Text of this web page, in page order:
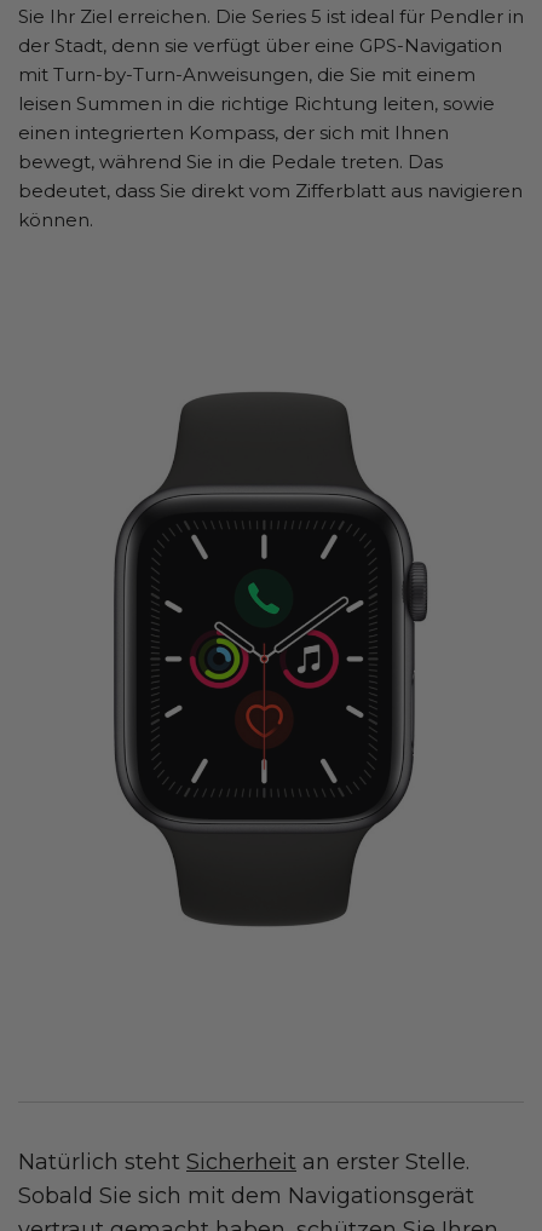
Sie Ihr Ziel erreichen. Die Series 5 ist ideal für Pendler in
der Stadt, denn sie verfügt über eine GPS-Navigation
mit Turn-by-Turn-Anweisungen, die Sie mit einem
leisen Summen in die richtige Richtung leiten, sowie
einen integrierten Kompass, der sich mit Ihnen
bewegt, während Sie in die Pedale treten. Das
bedeutet, dass Sie direkt vom Zifferblatt aus navigieren
können.
Natürlich steht Sicherheit an erster Stelle.
Sobald Sie sich mit dem Navigationsgerät